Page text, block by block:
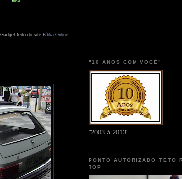
Gadget feito do site Bíblia Online
"10 ANOS COM VOCÊ"
"2003 à 2013"
PONTO AUTORIZADO TETO
TOP